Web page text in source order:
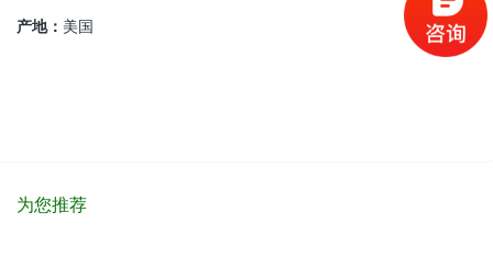
产地： 美国
为您推荐